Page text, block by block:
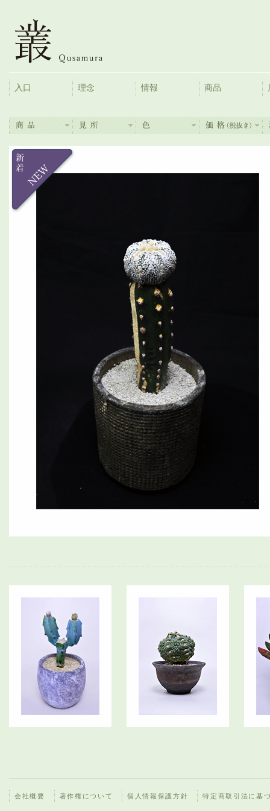
入口 理念 情報 商品
会社概要 著作権について 個人情報保護方針 特定商取引法に基